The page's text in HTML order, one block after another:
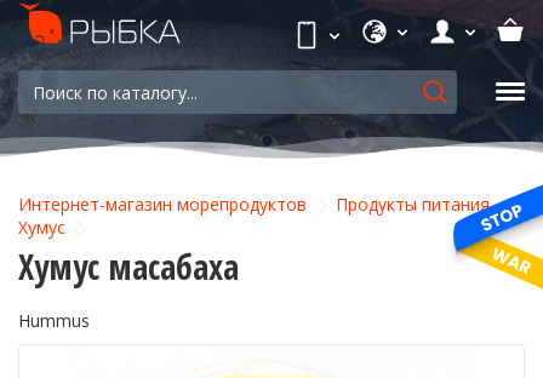
Интернет-магазин морепродуктов
Продукты питания
Хумус
Хумус масабаха
Hummus